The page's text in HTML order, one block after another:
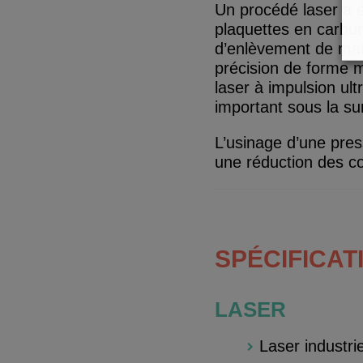
Un procédé laser a
plaquettes en
d’enlèvement de
précision de forme
laser à impulsion
important sous la
L’usinage d’une
une réduction des
LASER
Laser